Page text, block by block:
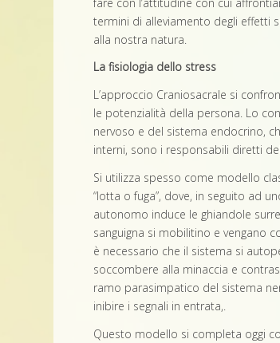
termini di alleviamento degli effetti
alla nostra natura.
La fisiologia dello stress
L’approccio Craniosacrale si
le potenzialità della persona. Lo
nervoso e del sistema endocrino,
interni, sono i responsabili diretti
Si utilizza spesso come modello
“lotta o fuga”, dove, in seguito ad
autonomo induce le ghiandole
sanguigna si mobilitino e vengano
è necessario che il sistema si
soccombere alla minaccia e
ramo parasimpatico del sistema
inibire i segnali in entrata,.
Questo modello si completa oggi